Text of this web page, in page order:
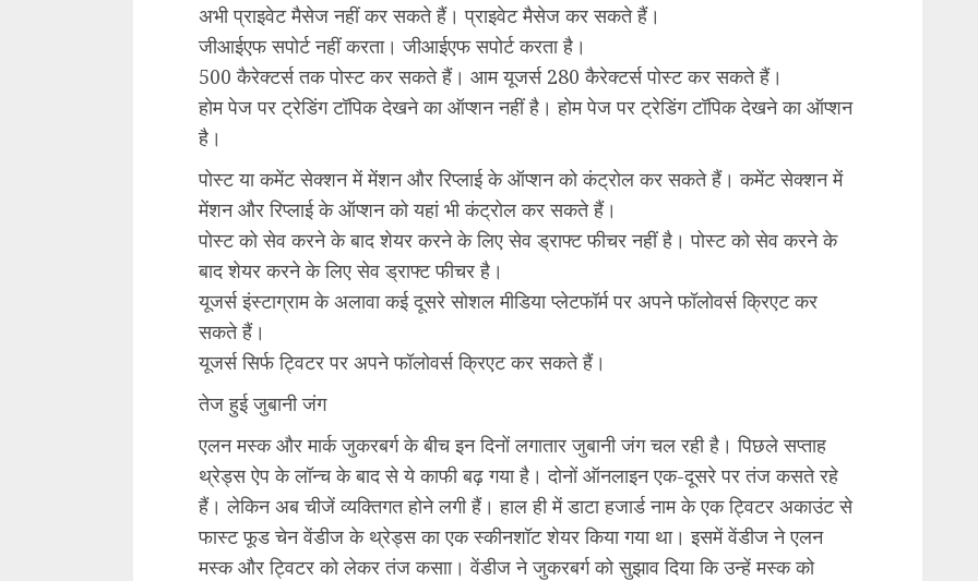
अभी प्राइवेट मैसेज नहीं कर सकते हैं। प्राइवेट मैसेज कर सकते हैं।
जीआईएफ सपोर्ट नहीं करता। जीआईएफ सपोर्ट करता है।
500 कैरेक्टर्स तक पोस्ट कर सकते हैं। आम यूजर्स 280 कैरेक्टर्स पोस्ट कर सकते हैं।
होम पेज पर ट्रेडिंग टॉपिक देखने का ऑप्शन नहीं है। होम पेज पर ट्रेडिंग टॉपिक देखने का ऑप्शन
है।
पोस्ट या कमेंट सेक्शन में मेंशन और रिप्लाई के ऑप्शन को कंट्रोल कर सकते हैं। कमेंट सेक्शन में
मेंशन और रिप्लाई के ऑप्शन को यहां भी कंट्रोल कर सकते हैं।
पोस्ट को सेव करने के बाद शेयर करने के लिए सेव ड्राफ्ट फीचर नहीं है। पोस्ट को सेव करने के
बाद शेयर करने के लिए सेव ड्राफ्ट फीचर है।
यूजर्स इंस्टाग्राम के अलावा कई दूसरे सोशल मीडिया प्लेटफॉर्म पर अपने फॉलोवर्स क्रिएट कर
सकते हैं।
यूजर्स सिर्फ ट्विटर पर अपने फॉलोवर्स क्रिएट कर सकते हैं।
तेज हुई जुबानी जंग
एलन मस्क और मार्क जुकरबर्ग के बीच इन दिनों लगातार जुबानी जंग चल रही है। पिछले सप्ताह
थ्रेड्स ऐप के लॉन्च के बाद से ये काफी बढ़ गया है। दोनों ऑनलाइन एक-दूसरे पर तंज कसते रहे
हैं। लेकिन अब चीजें व्यक्तिगत होने लगी हैं। हाल ही में डाटा हजार्ड नाम के एक ट्विटर अकाउंट से
फास्ट फूड चेन वेंडीज के थ्रेड्स का एक स्कीनशॉट शेयर किया गया था। इसमें वेंडीज ने एलन
मस्क और ट्विटर को लेकर तंज कसाा। वेंडीज ने जुकरबर्ग को सुझाव दिया कि उन्हें मस्क को